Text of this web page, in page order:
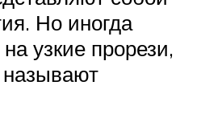
Но иногда
узкие прорези,